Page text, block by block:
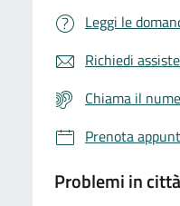
Leggi le
Richiedi
Chiama il
Prenota
Problemi in città